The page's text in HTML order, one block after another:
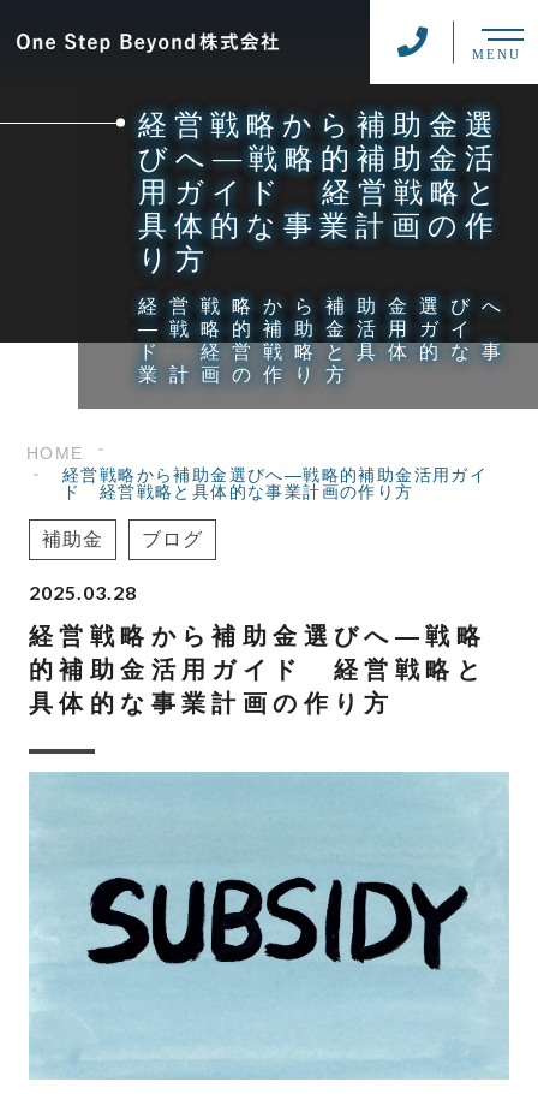
MENU
経営戦略から補助金選
びへ―戦略的補助金活
用ガイド 経営戦略と
具体的な事業計画の作
り方
経営戦略から補助金選びへ
―戦略的補助金活用ガイ
ド 経営戦略と具体的な事
業計画の作り方
HOME
経営戦略から補助金選びへ―戦略的補助金活用ガイ
ド 経営戦略と具体的な事業計画の作り方
補助金 ブログ
2025.03.28
経営戦略から補助金選びへ―戦略
的補助金活用ガイド 経営戦略と
具体的な事業計画の作り方